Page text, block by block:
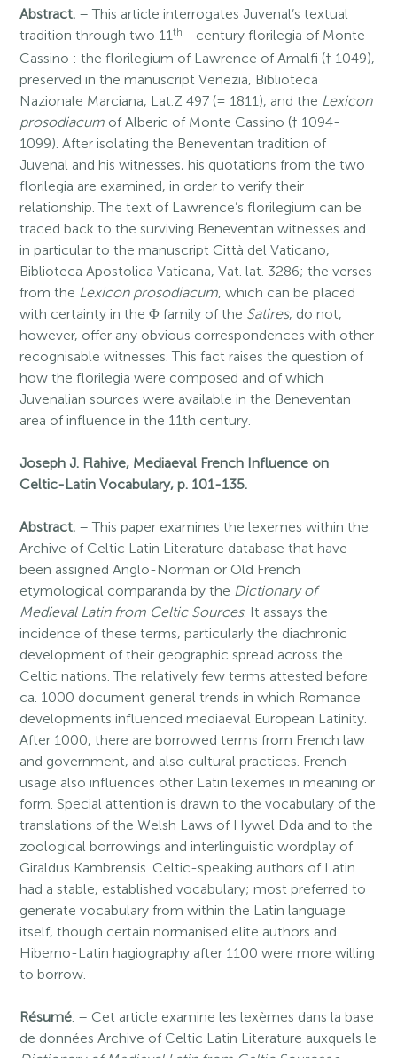
Abstract. – This article interrogates Juvenal’s textual
tradition through two 11th– century florilegia of Monte
Cassino : the florilegium of Lawrence of Amalfi († 1049),
preserved in the manuscript Venezia, Biblioteca
Nazionale Marciana, Lat.Z 497 (= 1811), and the Lexicon
prosodiacum of Alberic of Monte Cassino († 1094-
1099). After isolating the Beneventan tradition of
Juvenal and his witnesses, his quotations from the two
florilegia are examined, in order to verify their
relationship. The text of Lawrence’s florilegium can be
traced back to the surviving Beneventan witnesses and
in particular to the manuscript Città del Vaticano,
Biblioteca Apostolica Vaticana, Vat. lat. 3286; the verses
from the Lexicon prosodiacum, which can be placed
with certainty in the Φ family of the Satires, do not,
however, offer any obvious correspondences with other
recognisable witnesses. This fact raises the question of
how the florilegia were composed and of which
Juvenalian sources were available in the Beneventan
area of influence in the 11th century.
Joseph J. Flahive, Mediaeval French Influence on
Celtic-Latin Vocabulary, p. 101-135.
Abstract. – This paper examines the lexemes within the
Archive of Celtic Latin Literature database that have
been assigned Anglo-Norman or Old French
etymological comparanda by the Dictionary of
Medieval Latin from Celtic Sources. It assays the
incidence of these terms, particularly the diachronic
development of their geographic spread across the
Celtic nations. The relatively few terms attested before
ca. 1000 document general trends in which Romance
developments influenced mediaeval European Latinity.
After 1000, there are borrowed terms from French law
and government, and also cultural practices. French
usage also influences other Latin lexemes in meaning or
form. Special attention is drawn to the vocabulary of the
translations of the Welsh Laws of Hywel Dda and to the
zoological borrowings and interlinguistic wordplay of
Giraldus Kambrensis. Celtic-speaking authors of Latin
had a stable, established vocabulary; most preferred to
generate vocabulary from within the Latin language
itself, though certain normanised elite authors and
Hiberno-Latin hagiography after 1100 were more willing
to borrow.
Résumé. – Cet article examine les lexèmes dans la base
de données Archive of Celtic Latin Literature auxquels le